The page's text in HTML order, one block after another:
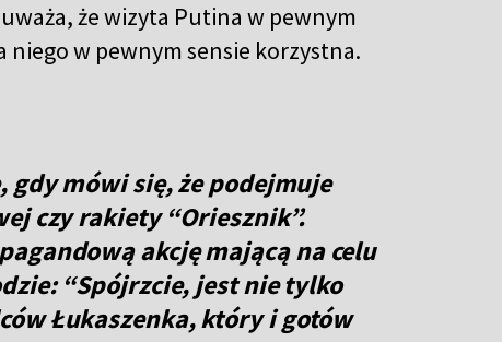
że wizyta Putina w pewnym
niego w pewnym sensie korzystna.
gdy mówi się, że podejmuje
czy rakiety “Oriesznik”.
akcję mającą na celu
“Spójrzcie, jest nie tylko
Łukaszenka, który i gotów